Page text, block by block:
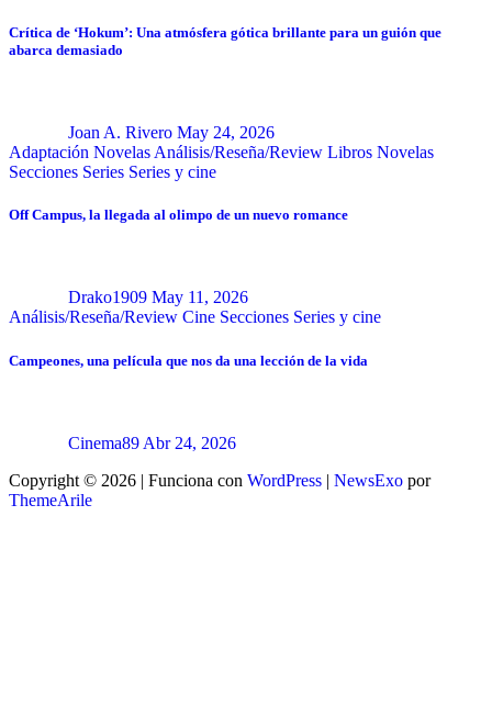
Crítica de ‘Hokum’: Una atmósfera gótica brillante para un guión que
abarca demasiado
Joan A. Rivero May 24, 2026
Adaptación Novelas Análisis/Reseña/Review Libros Novelas
Secciones Series Series y cine
Off Campus, la llegada al olimpo de un nuevo romance
Drako1909 May 11, 2026
Análisis/Reseña/Review Cine Secciones Series y cine
Campeones, una película que nos da una lección de la vida
Cinema89 Abr 24, 2026
Copyright © 2026 | Funciona con WordPress | NewsExo por
ThemeArile